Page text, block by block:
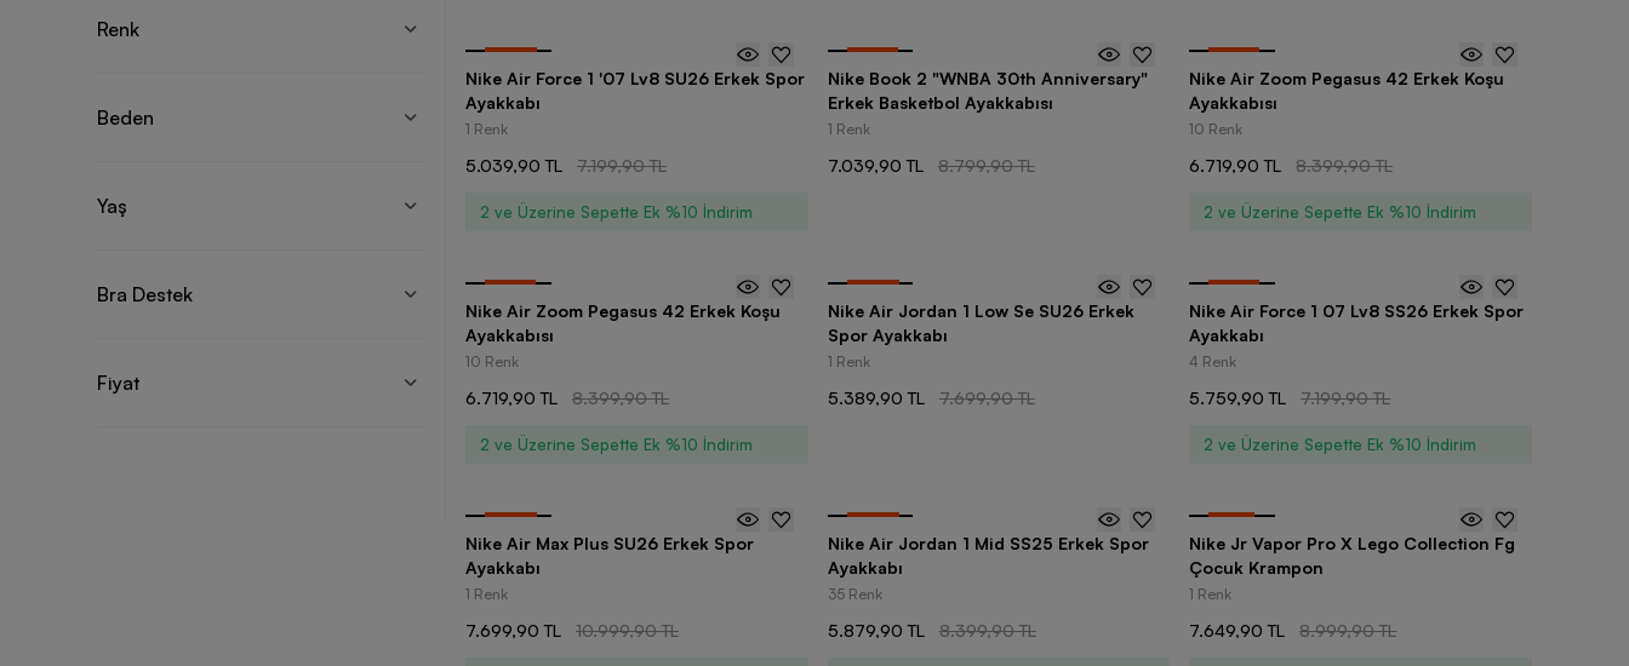
Renk
Beden
Yaş
Bra Destek
Fiyat
Nike Air Force 1 '07 Lv8 SU26 Erkek Spor
Ayakkabı
1 Renk
5.039,90 TL 7.199,90 TL
2 ve Üzerine Sepette Ek %10 İndirim
Nike Book 2 "WNBA 30th Anniversary"
Erkek Basketbol Ayakkabısı
1 Renk
7.039,90 TL 8.799,90 TL
Nike Air Zoom Pegasus 42 Erkek Koşu
Ayakkabısı
10 Renk
6.719,90 TL 8.399,90 TL
2 ve Üzerine Sepette Ek %10 İndirim
Nike Air Zoom Pegasus 42 Erkek Koşu
Ayakkabısı
10 Renk
6.719,90 TL 8.399,90 TL
2 ve Üzerine Sepette Ek %10 İndirim
Nike Air Jordan 1 Low Se SU26 Erkek
Spor Ayakkabı
1 Renk
5.389,90 TL 7.699,90 TL
Nike Air Force 1 07 Lv8 SS26 Erkek Spor
Ayakkabı
4 Renk
5.759,90 TL 7.199,90 TL
2 ve Üzerine Sepette Ek %10 İndirim
Nike Air Max Plus SU26 Erkek Spor
Ayakkabı
1 Renk
7.699,90 TL 10.999,90 TL
Nike Air Jordan 1 Mid SS25 Erkek Spor
Ayakkabı
35 Renk
5.879,90 TL 8.399,90 TL
Nike Jr Vapor Pro X Lego Collection Fg
Çocuk Krampon
1 Renk
7.649,90 TL 8.999,90 TL